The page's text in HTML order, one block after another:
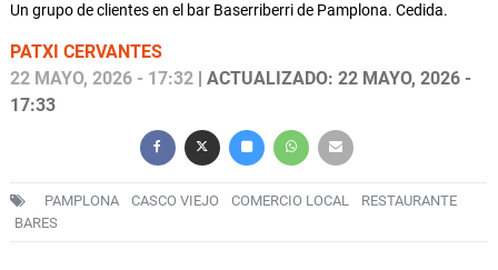
Un grupo de clientes en el bar Baserriberri de Pamplona. Cedida.
PATXI CERVANTES
22 MAYO, 2026 - 17:32 | ACTUALIZADO: 22 MAYO, 2026 -
17:33
PAMPLONA CASCO VIEJO COMERCIO LOCAL
RESTAURANTE
BARES